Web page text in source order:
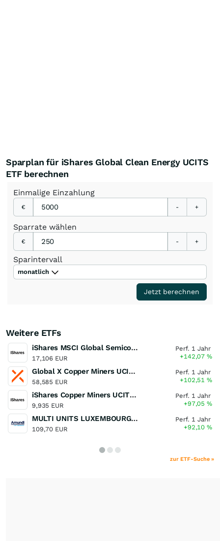
Sparplan für iShares Global Clean Energy UCITS
ETF berechnen
Einmalige Einzahlung
€ - +
Sparrate wählen
€ - +
Sparintervall
monatlich
Jetzt berechnen
Weitere ETFs
iShares MSCI Global Semiconductors UCITS ETF USD (Acc)
17,106 EUR
Perf. 1 Jahr
+142,07%
Global X Copper Miners UCITS ETF USD Acc
58,585 EUR
Perf. 1 Jahr
+102,51%
iShares Copper Miners UCITS ETF
9,935 EUR
Perf. 1 Jahr
+97,05%
MULTI UNITS LUXEMBOURG - Lyxor MSCI Semiconductors ESG Filtered
109,70 EUR
Perf. 1 Jahr
+92,10%
zur ETF-Suche »